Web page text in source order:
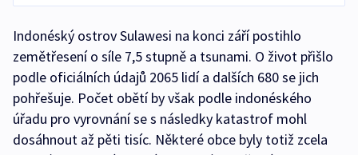
Indonéský ostrov Sulawesi na konci září postihlo
zemětřesení o síle 7,5 stupně a tsunami. O život přišlo
podle oficiálních údajů 2065 lidí a dalších 680 se jich
pohřešuje. Počet obětí by však podle indonéského
úřadu pro vyrovnání se s následky katastrof mohl
dosáhnout až pěti tisíc. Některé obce byly totiž zcela